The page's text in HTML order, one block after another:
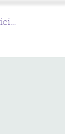
sesión